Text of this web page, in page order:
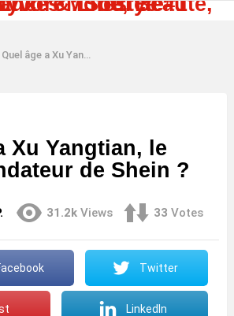
Quel âge a Xu Yangtian, le discret fondateur de Shein ?
Xu Yangtian, le
de Shein ?
31.2k Views 33 Votes
Twitter
LinkedIn